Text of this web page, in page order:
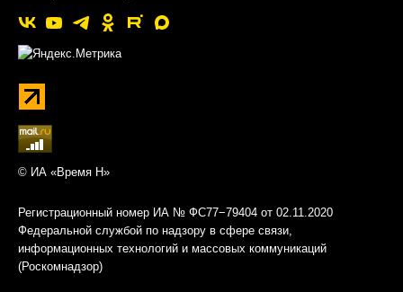
© ИА «Время Н»
Регистрационный номер ИА № ФС77−79404 от 02.11.2020
Федеральной службой по надзору в сфере связи,
информационных технологий и массовых коммуникаций
(Роскомнадзор)